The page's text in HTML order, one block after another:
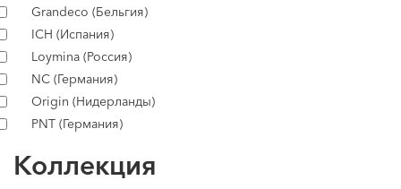
Grandeco (Бельгия)
ICH (Испания)
Loymina (Россия)
NC (Германия)
Origin (Нидерланды)
PNT (Германия)
Коллекция